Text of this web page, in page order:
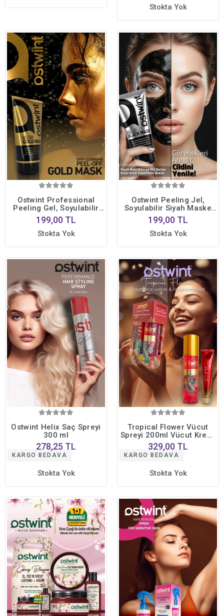
Stokta Yok
Ostwint Professional
Peeling Gel, Soyulabilir
Altın Maske 150ml
Aydınlatıcı, Canlandırıcı,
Pürüzsüzleştirici
199,00 TL
Stokta Yok
Ostwint Peeling Jel,
Soyulabilir Siyah Maske
150ml Aydınlatıcı,
Canlandırıcı,
Pürüzsüzleştirici
199,00 TL
Stokta Yok
Ostwint Helix Saç Spreyi
300 ml
278,25 TL
KARGO BEDAVA
Stokta Yok
Tropical Flower Vücut
Spreyi 200ml Vücut Kremi
50ml Ferahlatıcı Deniz
Esintisi Çiçeksi Parfüm
Kokusu
329,00 TL
KARGO BEDAVA
Stokta Yok